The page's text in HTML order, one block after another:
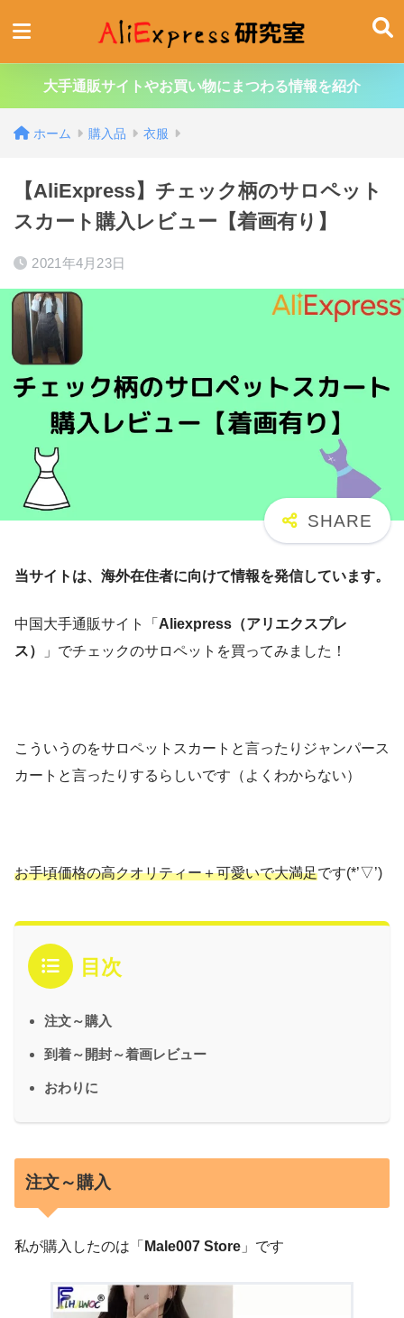
大手通販サイトやお買い物にまつわる情報を紹介
ホーム 購入品 衣服
【AliExpress】チェック柄のサロペット
スカート購入レビュー【着画有り】
2021年4月23日
当サイトは、海外在住者に向けて情報を発信しています。
中国大手通販サイト「 Aliexpress（アリエクスプレ
ス）
」でチェックのサロペットを買ってみました！
こういうのをサロペットスカートと言ったりジャンパース
カートと言ったりするらしいです（よくわからない）
お手頃価格の高クオリティー＋可愛いで大満足です(*’▽’)
目次
注文～購入
到着～開封～着画レビュー
おわりに
注文～購入
私が購入したのは「 Male007 Store 」です